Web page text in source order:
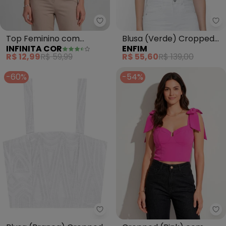
Infinita Cor - Top Feminino
Top Feminino com
Decote Quadrado
(Vermelho)
INFINITA COR
R$ 12,99R$ 59,99
Blusa (Verde) Cropped
Bordada
ENFIM
R$ 55,60R$ 139,00
-60%
Enfim - Blusa (Branca)
-54%